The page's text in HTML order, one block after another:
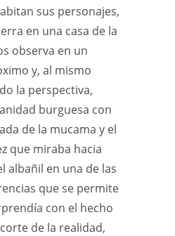
sus personajes,
en una casa de la
observa en un
y, al mismo
la perspectiva,
burguesa con
de la mucama y el
que miraba hacia
albañil en una de las
que se permite
con el hecho
de la realidad,